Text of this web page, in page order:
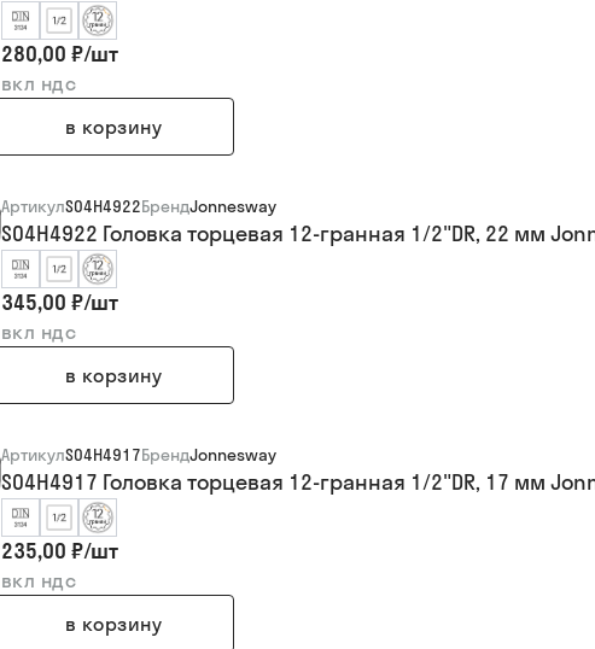
280,00 ₽/шт
вкл ндс
в корзину
АртикулS04H4922БрендJonnesway
S04H4922 Головка торцевая 12-гранная 1/2"DR, 22 мм
345,00 ₽/шт
вкл ндс
в корзину
АртикулS04H4917БрендJonnesway
S04H4917 Головка торцевая 12-гранная 1/2"DR, 17 мм
235,00 ₽/шт
вкл ндс
в корзину